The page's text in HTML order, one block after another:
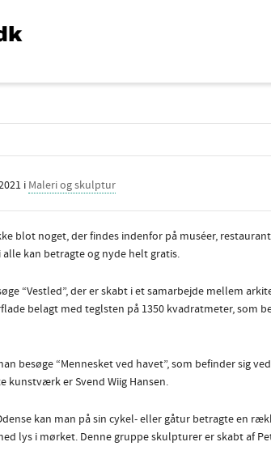
i Maleri og skulptur
blot noget, der findes indenfor på muséer,
kan betragte og nyde helt gratis.
“Vestled”, der er skabt i et samarbejde mellem
belagt med teglsten på 1350 kvadratmeter,
besøge “Mennesket ved havet”, som befinder sig
kunstværk er Svend Wiig Hansen.
kan man på sin cykel- eller gåtur betragte en
lys i mørket. Denne gruppe skulpturer er skabt af